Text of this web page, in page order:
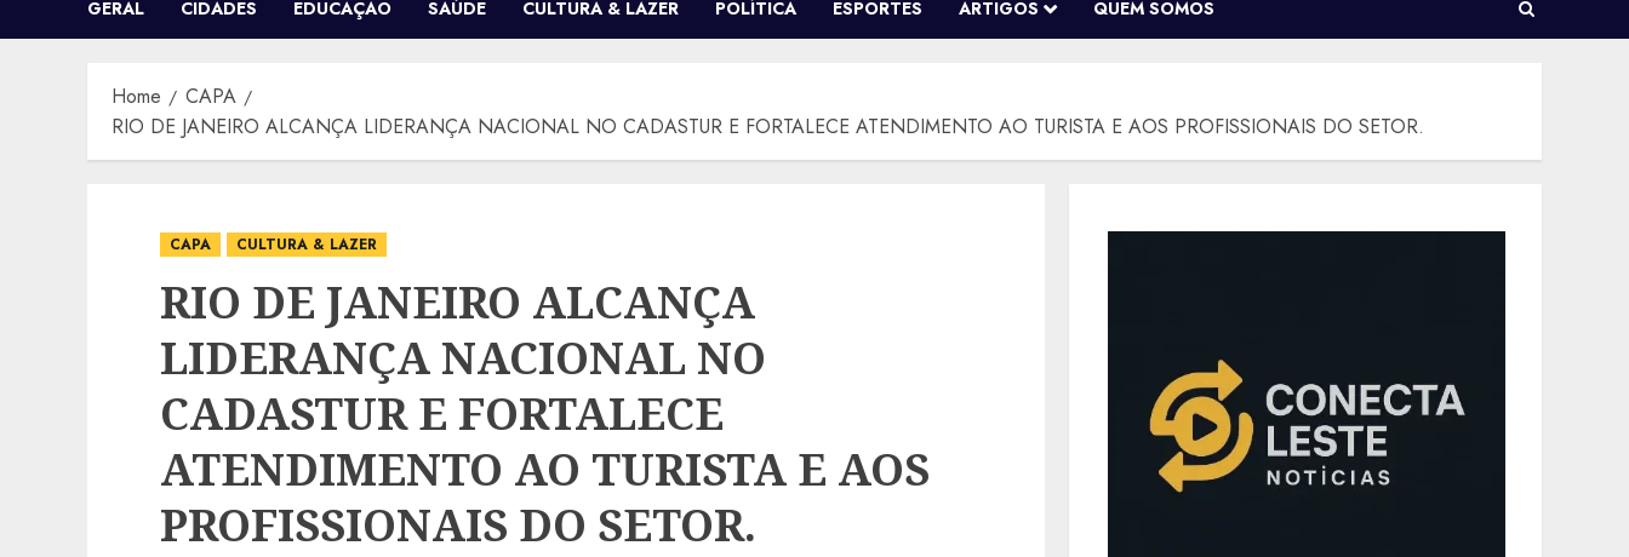
GERAL CIDADES EDUCAÇÃO SAÚDE CULTURA & LAZER POLÍTICA ESPORTES ARTIGOS QUEM SOMOS
Home
CAPA
RIO DE JANEIRO ALCANÇA LIDERANÇA NACIONAL NO CADASTUR E FORTALECE ATENDIMENTO AO TURISTA E AOS PROFISSIONAIS DO SETOR.
CAPA CULTURA & LAZER
RIO DE JANEIRO ALCANÇA
LIDERANÇA NACIONAL NO
CADASTUR E FORTALECE
ATENDIMENTO AO TURISTA E AOS
PROFISSIONAIS DO SETOR.